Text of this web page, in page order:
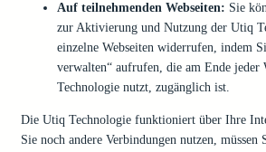
Auf teilnehmenden Webseiten: Sie
zur Aktivierung und Nutzung der Utiq
einzelne Webseiten widerrufen, indem
verwalten“ aufrufen, die am Ende jeder
Technologie nutzt, zugänglich ist.
Die Utiq Technologie funktioniert über Ihre
Sie noch andere Verbindungen nutzen, müssen